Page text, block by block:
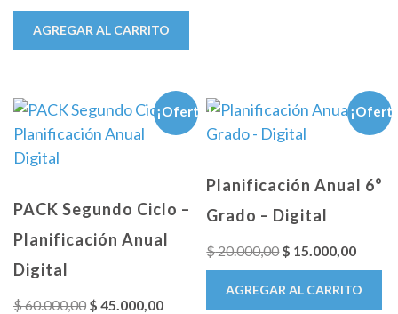
precio
original
$ 120.000,00.
precio
$ 90.000,00.
AGREGAR AL CARRITO
¡Oferta!
PACK Segundo Ciclo –
Planificación Anual
Digital
$60.000,00 El
$ 45.000,00El
Planificación Anual 6°
Grado – Digital
$20.000,00El
precio
original
$ 15.000,00El
precio
actual
AGREGAR AL CARRITO